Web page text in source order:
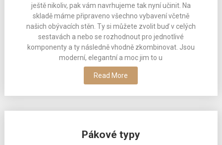
ještě nikoliv, pak vám navrhujeme tak nyní učinit. Na
skladě máme připraveno všechno vybavení včetně
našich obývacích stěn. Ty si můžete zvolit buď v celých
sestavách a nebo se rozhodnout pro jednotlivé
komponenty a ty následně vhodně zkombinovat. Jsou
moderní, elegantní a moc jim to u
Read More
Pákové typy